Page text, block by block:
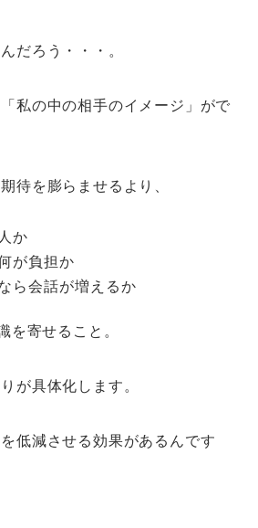
だろう・・・。
私の中の相手のイメージ」がで
待を膨らませるより、
か
が負担か
ら会話が増えるか
を寄せること。
が具体化します。
低減させる効果があるんです